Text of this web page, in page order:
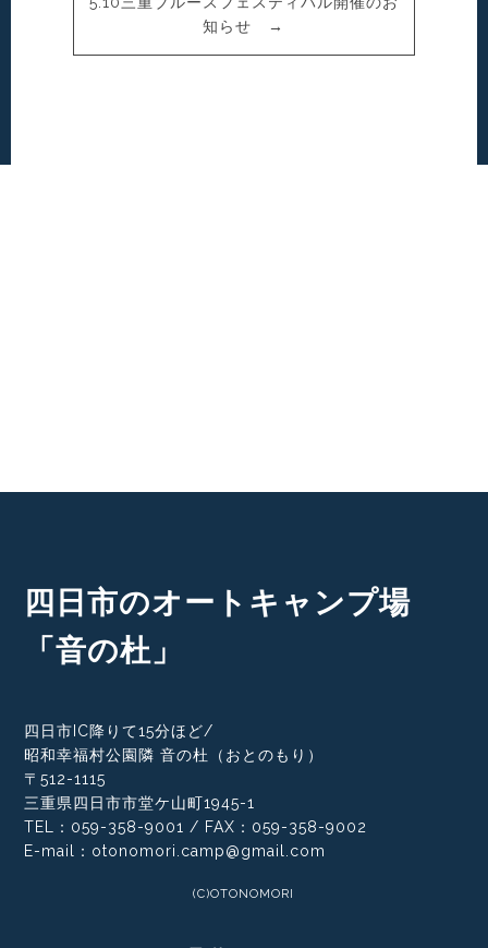
知らせ →
四日市のオートキャンプ場
「音の杜」
四日市IC降りて15分ほど/
昭和幸福村公園隣 音の杜（おとのもり）
〒512-1115
三重県四日市市堂ケ山町1945-1
TEL：059-358-9001 / FAX：059-358-9002
E-mail：otonomori.camp@gmail.com
(C)OTONOMORI